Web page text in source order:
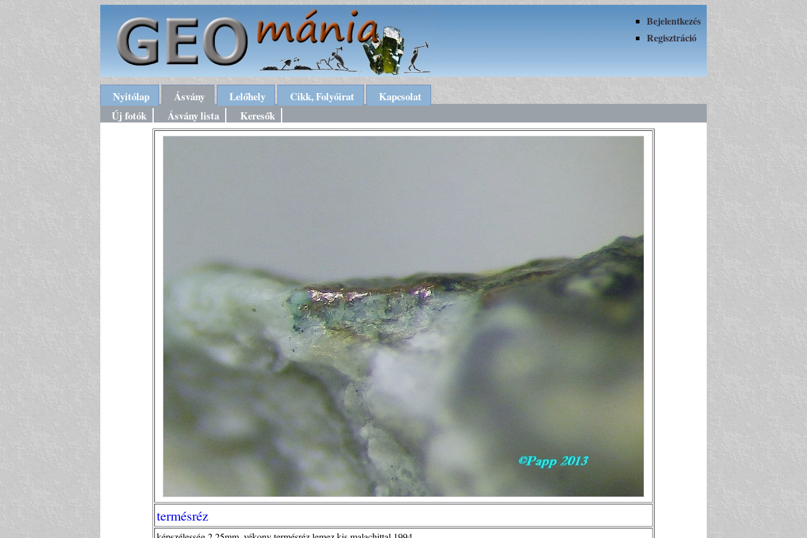
Bejelentkezés
Regisztráció
Nyitólap Ásvány Lelőhely Cikk, Folyóirat
Kapcsolat
Új fotók
Ásvány lista Keresők
termésréz